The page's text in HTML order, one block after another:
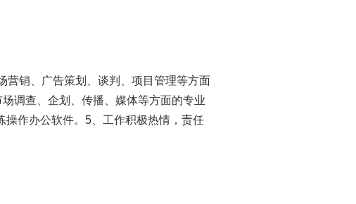
营销、广告策划、谈判、项目管理等方面
调查、企划、传播、媒体等方面的专业
作办公软件。5、工作积极热情，责任